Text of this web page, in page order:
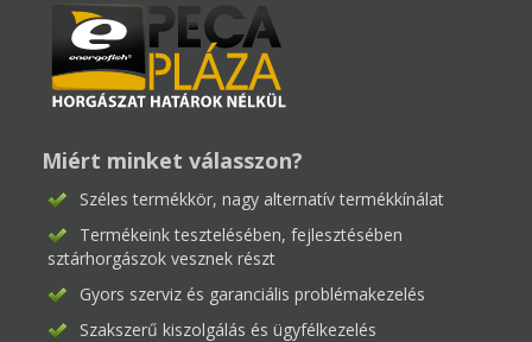
Miért minket válasszon?
Széles termékkör, nagy alternatív termékkínálat
Termékeink tesztelésében, fejlesztésében
sztárhorgászok vesznek részt
Gyors szerviz és garanciális problémakezelés
Szakszerű kiszolgálás és ügyfélkezelés